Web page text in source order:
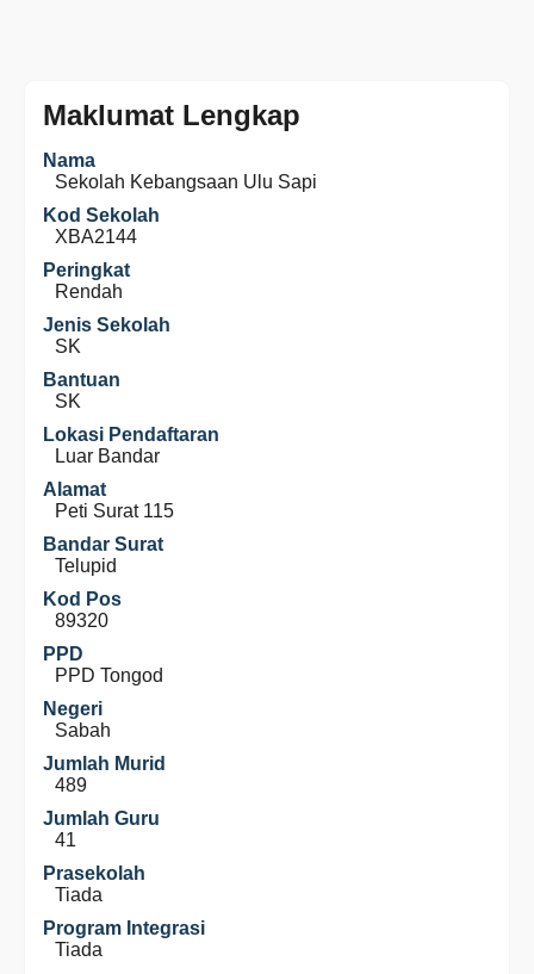
Maklumat Lengkap
Nama
Sekolah Kebangsaan Ulu Sapi
Kod Sekolah
XBA2144
Peringkat
Rendah
Jenis Sekolah
SK
Bantuan
SK
Lokasi Pendaftaran
Luar Bandar
Alamat
Peti Surat 115
Bandar Surat
Telupid
Kod Pos
89320
PPD
PPD Tongod
Negeri
Sabah
Jumlah Murid
489
Jumlah Guru
41
Prasekolah
Tiada
Program Integrasi
Tiada